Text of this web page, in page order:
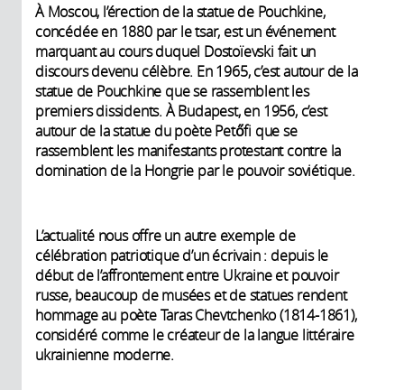
À Moscou, l’érection de la statue de Pouchkine,
concédée en 1880 par le tsar, est un événement
marquant au cours duquel Dostoïevski fait un
discours devenu célèbre. En 1965, c’est autour de la
statue de Pouchkine que se rassemblent les
premiers dissidents. À Budapest, en 1956, c’est
autour de la statue du poète Petőfi que se
rassemblent les manifestants protestant contre la
domination de la Hongrie par le pouvoir soviétique.
L’actualité nous offre un autre exemple de
célébration patriotique d’un écrivain : depuis le
début de l’affrontement entre Ukraine et pouvoir
russe, beaucoup de musées et de statues rendent
hommage au poète Taras Chevtchenko (1814-1861),
considéré comme le créateur de la langue littéraire
ukrainienne moderne.